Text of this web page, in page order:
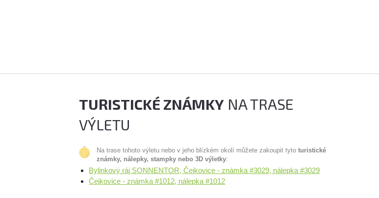
TURISTICKÉ ZNÁMKY NA TRASE
VÝLETU
Na trase tohoto výletu nebo v jeho blízkém okolí můžete zakoupit tytoturistické
známky, nálepky, stampky nebo 3D výletky:
Bylinkový ráj SONNENTOR, Čejkovice - známka #3029, nálepka #3029
Čejkovice - známka #1012, nálepka #1012